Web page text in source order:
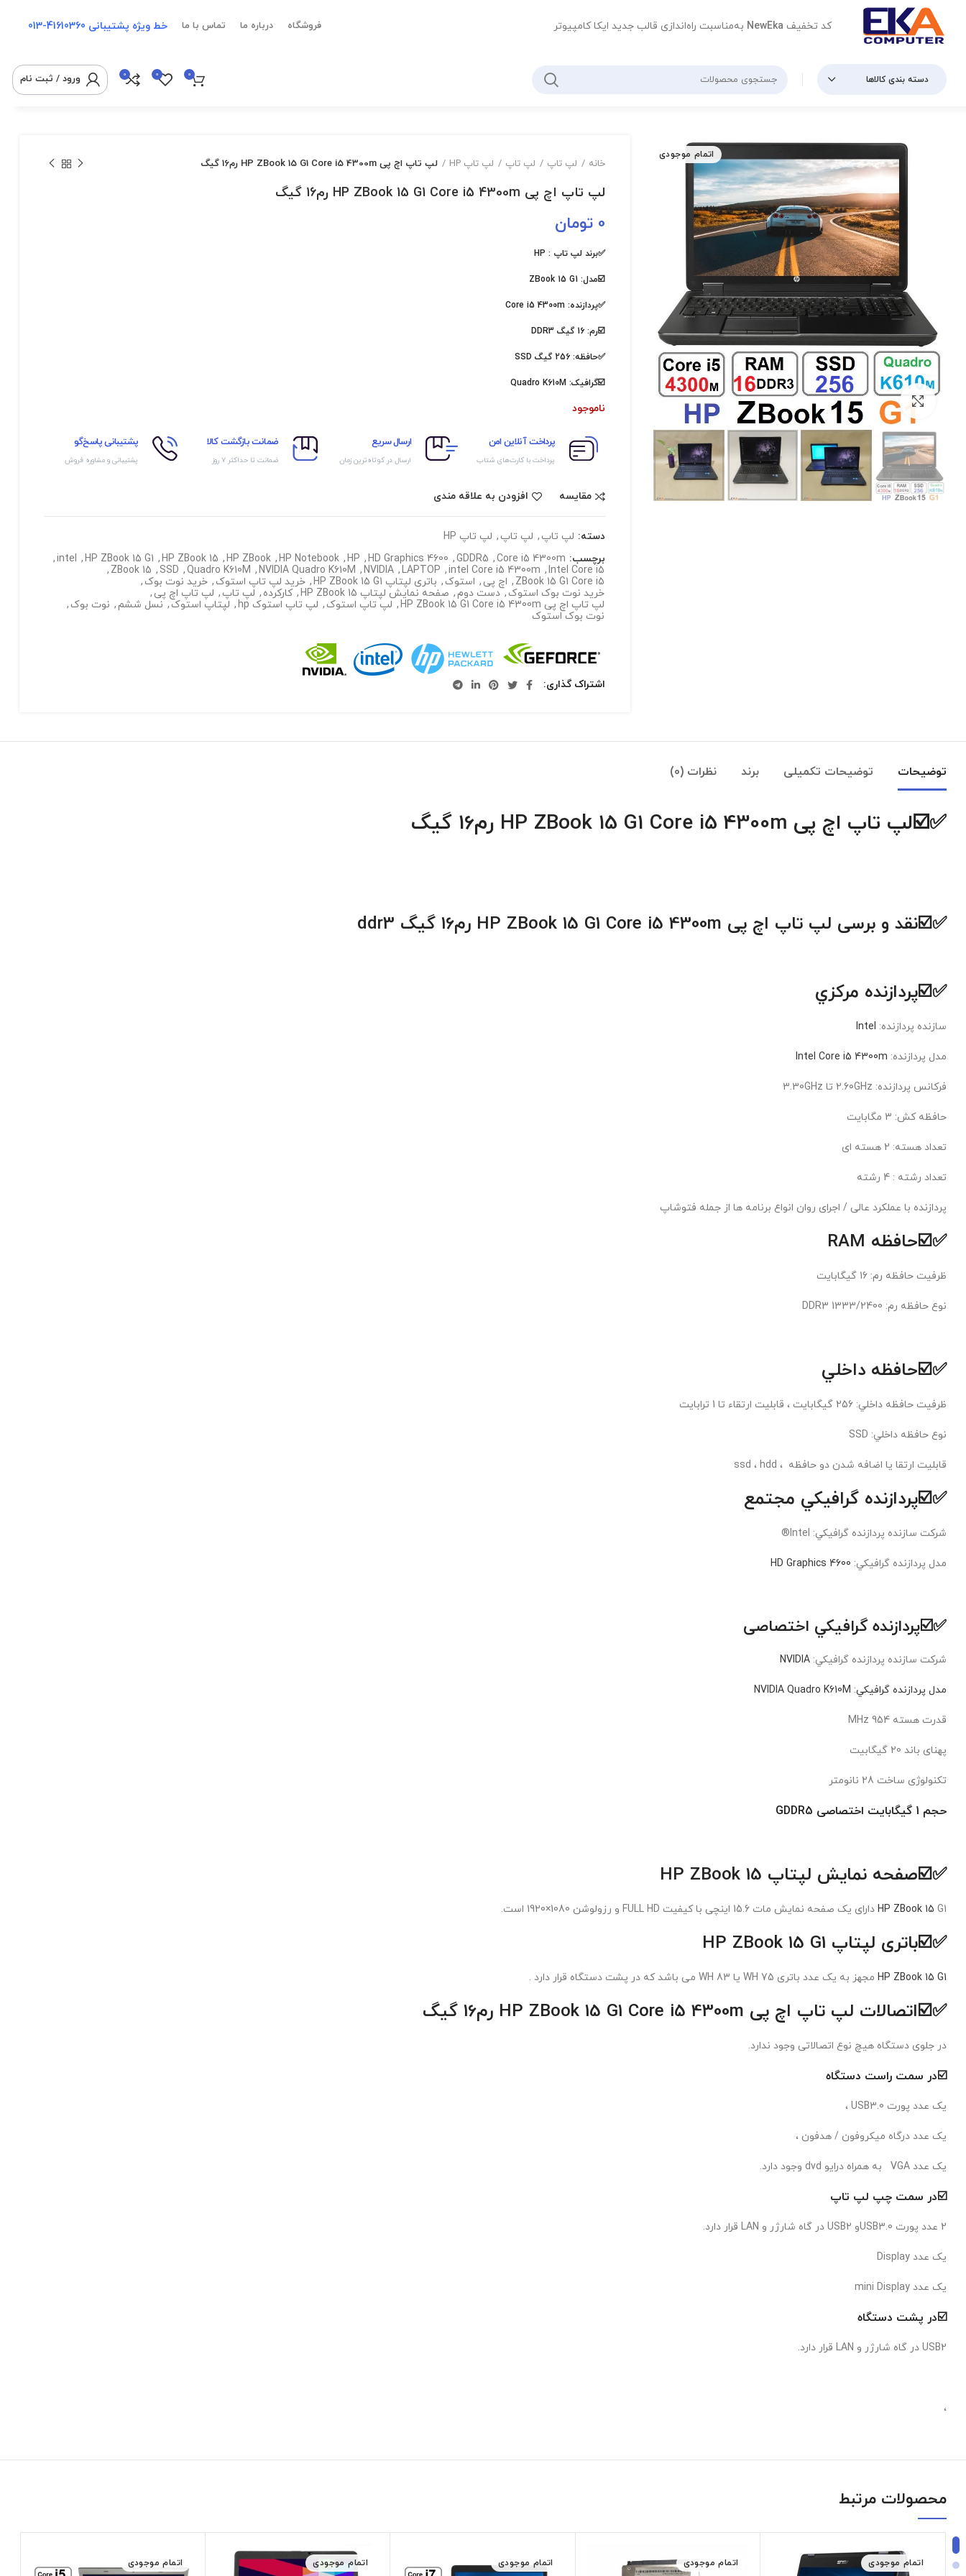
کد تخفیف NewEka به‌مناسبت راه‌اندازی قالب جدید ایکا کامپیوتر فروشگاه درباره ما تماس با ما خط ویژه پشتیبانی 41610360-013
دسته بندی کالاها 0
0
0 ورود / ثبت نام
اتمام موجودی
بزرگنمایی تصویر
خانه لپ تاپ لپ تاپ لپ تاپ HP لپ تاپ اچ پی HP ZBook 15 G1 Core i5 4300m رم16 گیگ
لپ تاپ اچ پی HP ZBook 15 G1 Core i5 4300m رم16 گیگ
0 تومان
✅برند لپ تاپ : HP
☑️مدل: ZBook 15 G1
✅پردازنده: Core i5 4300m
☑️رم: 16 گیگ DDR3
✅حافظه: 256 گیگ SSD
☑️گرافیک: Quadro K610M
ناموجود
پرداخت آنلاین امن
پرداخت با کارت‌های شتاب
ارسال سریع
ارسال در کوتاه‌ترین زمان
ضمانت بازگشت کالا
ضمانت تا حداکثر ۷ روز
پشتیبانی پاسخ‌گو
پشتیبانی و مشاوره فروش
مقایسه افزودن به علاقه مندی
دسته: لپ تاپ , لپ تاپ , لپ تاپ HP
برچسب: Core i5 4300m
,
GDDR5
,
HD Graphics 4600
,
HP
,
HP Notebook
,
HP ZBook
,
HP ZBook 15
,
HP ZBook 15 G1
,
intel
,
Intel Core i5
,
intel Core i5 4300m
,
LAPTOP
,
NVIDIA
,
NVIDIA Quadro K610M
,
Quadro K610M
,
SSD
,
ZBook 15
,
ZBook 15 G1 Core i5
, اچ پی , استوک , باتری لپتاپ HP ZBook 15 G1 , خرید لپ تاپ استوک , خرید نوت بوک ,
خرید نوت بوک استوک , دست دوم, صفحه نمایش لپتاپ HP ZBook 15 , کارکرده , لپ تاپ , لپ تاپ اچ پی ,
لپ تاپ اچ پی HP ZBook 15 G1 Core i5 4300m
, لپ تاپ استوک , لپ تاپ استوک hp , لپتاپ استوک , نسل ششم, نوت بوک ,
نوت بوک استوک
اشتراک گذاری
توضیحات توضیحات تکمیلی برند نظرات (0)
✅☑️لپ تاپ اچ پی HP ZBook 15 G1 Core i5 4300m رم16 گیگ
✅☑️نقد و برسی لپ تاپ اچ پی HP ZBook 15 G1 Core i5 4300m رم16 گیگ ddr3
✅☑️پردازنده مرکزي
سازنده پردازنده: Intel
مدل پردازنده: Intel Core i5 4300m
فرکانس پردازنده: 2.60GHz تا 3.30GHz
حافظه کش: 3 مگابايت
تعداد هسته: 2 هسته ای
تعداد رشته : 4 رشته
پردازنده با عملکرد عالی / اجرای روان انواع برنامه ها از جمله فتوشاپ
✅☑️حافظه RAM
ظرفيت حافظه رم: 16 گیگابایت
نوع حافظه رم: DDR3 1333/2400
✅☑️حافظه داخلي
ظرفيت حافظه داخلي: 256 گیگابایت ، قابلیت ارتقاء تا 1 ترابایت
نوع حافظه داخلي: SSD
قابلیت ارتقا یا اضافه شدن دو حافظه ، ssd ، hdd
✅☑️پردازنده گرافيکي مجتمع
شرکت سازنده پردازنده گرافيکي: Intel®
مدل پردازنده گرافيکي: HD Graphics 4600
✅☑️پردازنده گرافيکي اختصاصی
شرکت سازنده پردازنده گرافيکي: NVIDIA
مدل پردازنده گرافيکي:
NVIDIA Quadro K610M
قدرت هسته 954 MHz
پهنای باند 20 گیگابیت
تکنولوژی ساخت 28 نانومتر
حجم 1 گیگابایت اختصاصی GDDR5
✅☑️صفحه نمایش لپتاپ HP ZBook 15
HP ZBook 15 G1 دارای یک صفحه نمایش مات 15.6 اینچی با کیفیت FULL HD و رزولوشن 1080×1920 است.
✅☑️باتری لپتاپ HP ZBook 15 G1
HP ZBook 15 G1 مجهز به یک عدد باتری 75 WH یا 83 WH می باشد که در پشت دستگاه قرار دارد .
✅☑️اتصالات لپ تاپ اچ پی HP ZBook 15 G1 Core i5 4300m رم16 گیگ
در جلوی دستگاه هیچ نوع اتصالاتی وجود ندارد.
☑️در سمت راست دستگاه
یک عدد پورت USB3.0 ،
یک عدد درگاه میکروفون / هدفون ،
یک عدد VGA به همراه درایو dvd وجود دارد.
☑️در سمت چپ لپ تاپ
2 عدد پورت USB3.0و USB2 در گاه شارژر و LAN قرار دارد.
یک عدد Display
یک عدد mini Display
☑️در پشت دستگاه
USB2 در گاه شارژر و LAN قرار دارد.
،
محصولات مرتبط
اتمام موجودی اتمام موجودی اتمام موجودی اتمام موجودی اتمام موجودی